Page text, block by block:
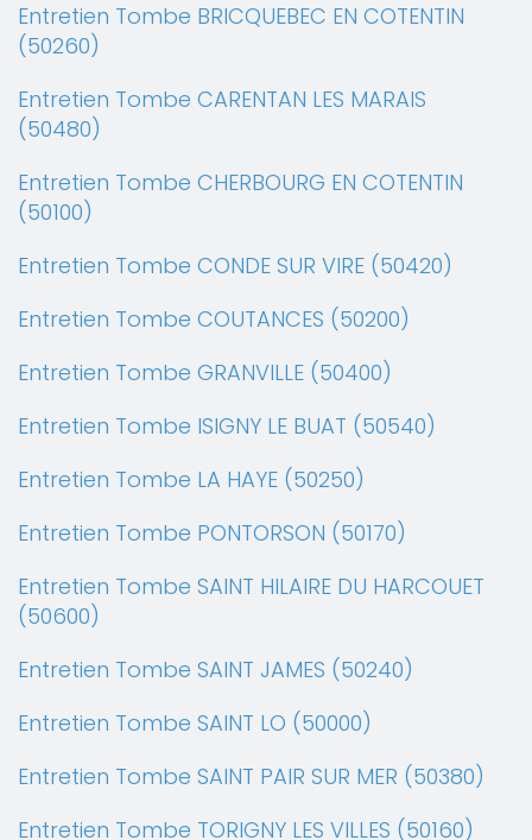
Entretien Tombe BRICQUEBEC EN COTENTIN
(50260)
Entretien Tombe CARENTAN LES MARAIS
(50480)
Entretien Tombe CHERBOURG EN COTENTIN
(50100)
Entretien Tombe CONDE SUR VIRE (50420)
Entretien Tombe COUTANCES (50200)
Entretien Tombe GRANVILLE (50400)
Entretien Tombe ISIGNY LE BUAT (50540)
Entretien Tombe LA HAYE (50250)
Entretien Tombe PONTORSON (50170)
Entretien Tombe SAINT HILAIRE DU HARCOUET
(50600)
Entretien Tombe SAINT JAMES (50240)
Entretien Tombe SAINT LO (50000)
Entretien Tombe SAINT PAIR SUR MER (50380)
Entretien Tombe TORIGNY LES VILLES (50160)